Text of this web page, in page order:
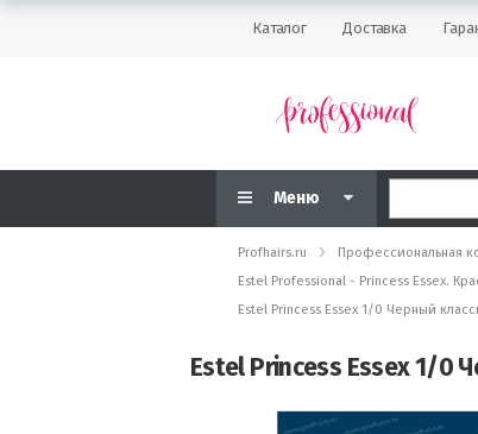
Каталог Доставка
Меню
Profhairs.ru Профессиональная
Estel Professional - Princess Essex.
Estel Princess Essex 1/0 Черный
Estel Princess Essex 1/0